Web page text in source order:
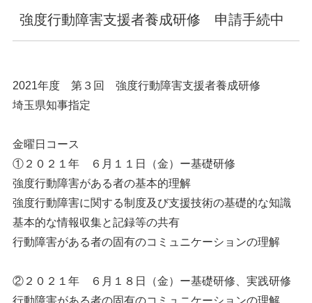
強度行動障害支援者養成研修 申請手続中
2021年度 第３回 強度行動障害支援者養成研修
埼玉県知事指定
金曜日コース
①２０２１年 ６月１１日（金）ー基礎研修
強度行動障害がある者の基本的理解
強度行動障害に関する制度及び支援技術の基礎的な知識
基本的な情報収集と記録等の共有
行動障害がある者の固有のコミュニケーションの理解
②２０２１年 ６月１８日（金）ー基礎研修、実践研修
行動障害がある者の固有のコミュニケーションの理解